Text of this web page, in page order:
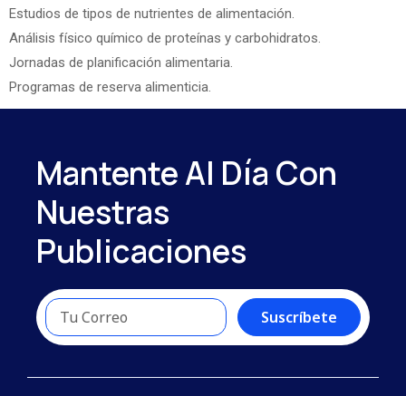
Estudios de tipos de nutrientes de alimentación.
Análisis físico químico de proteínas y carbohidratos.
Jornadas de planificación alimentaria.
Programas de reserva alimenticia.
Mantente Al Día Con
Nuestras
Publicaciones
Suscríbete